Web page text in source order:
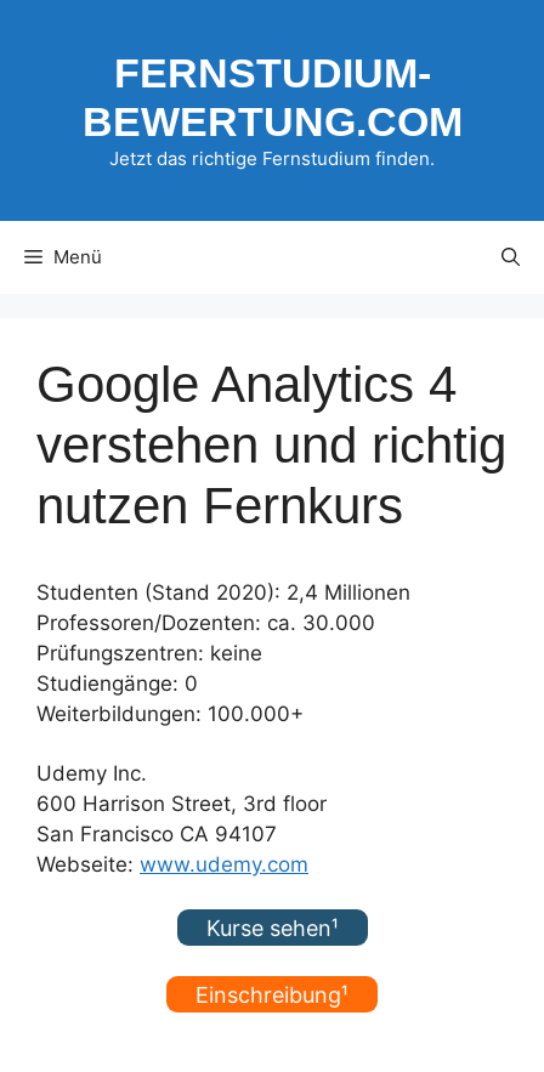
FERNSTUDIUM-
BEWERTUNG.COM
Jetzt das richtige Fernstudium finden.
Menü
Google Analytics 4
verstehen und richtig
nutzen Fernkurs
Studenten (Stand 2020): 2,4 Millionen
Professoren/Dozenten: ca. 30.000
Prüfungszentren: keine
Studiengänge: 0
Weiterbildungen: 100.000+
Udemy Inc.
600 Harrison Street, 3rd floor
San Francisco CA 94107
Webseite: www.udemy.com
Kurse sehen¹
Einschreibung¹